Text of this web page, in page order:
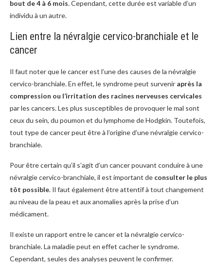
bout de 4 à 6 mois. Cependant, cette durée est variable d’un
individu à un autre.
Lien entre la névralgie cervico-branchiale et le
cancer
Il faut noter que le cancer est l’une des causes de la névralgie
cervico-branchiale. En effet, le syndrome peut survenir après la
compression ou l’irritation des racines nerveuses cervicales
par les cancers. Les plus susceptibles de provoquer le mal sont
ceux du sein, du poumon et du lymphome de Hodgkin. Toutefois,
tout type de cancer peut être à l’origine d’une névralgie cervico-
branchiale.
Pour être certain qu’il s’agit d’un cancer pouvant conduire à une
névralgie cervico-branchiale, il est important de consulter le plus
tôt possible. Il faut également être attentif à tout changement
au niveau de la peau et aux anomalies après la prise d’un
médicament.
Il existe un rapport entre le cancer et la névralgie cervico-
branchiale. La maladie peut en effet cacher le syndrome.
Cependant, seules des analyses peuvent le confirmer.